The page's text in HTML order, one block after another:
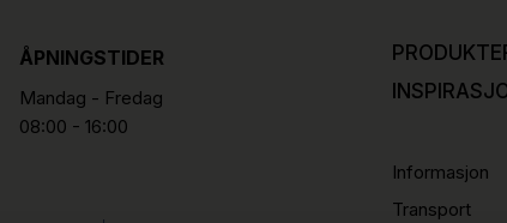
ÅPNINGSTIDER
Mandag - Fredag
08:00 - 16:00
Informasjon
Transport